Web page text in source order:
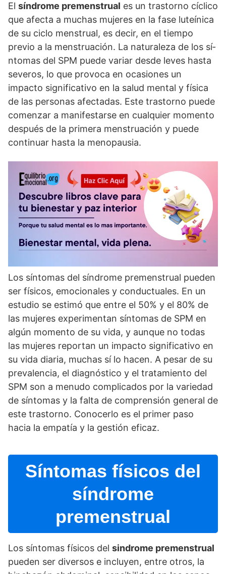
El sí­ndrome premenstrual es un trastorno cí­clico
que afecta a muchas mujeres en la fase luteí­nica
de su ciclo menstrual, es decir, en el tiempo
previo a la menstruación. La naturaleza de los sí­
ntomas del SPM puede variar desde leves hasta
severos, lo que provoca en ocasiones un
impacto significativo en la salud mental y fí­sica
de las personas afectadas. Este trastorno puede
comenzar a manifestarse en cualquier momento
después de la primera menstruación y puede
continuar hasta la menopausia.
Los sí­ntomas del sí­ndrome premenstrual pueden
ser fí­sicos, emocionales y conductuales. En un
estudio se estimó que entre el 50% y el 80% de
las mujeres experimentan sí­ntomas de SPM en
algún momento de su vida, y aunque no todas
las mujeres reportan un impacto significativo en
su vida diaria, muchas sí­ lo hacen. A pesar de su
prevalencia, el diagnóstico y el tratamiento del
SPM son a menudo complicados por la variedad
de sí­ntomas y la falta de comprensión general de
este trastorno. Conocerlo es el primer paso
hacia la empatí­a y la gestión eficaz.
Sí­ntomas fí­sicos del
sí­ndrome
premenstrual
Los sí­ntomas fí­sicos del sindrome premenstrual
pueden ser diversos e incluyen, entre otros, la